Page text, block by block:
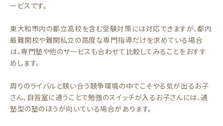
ービスです。
東大和市内の都立高校を含む受験対策には対応できますが、都内
最難関校や難関私立の高度な専門指導だけを求めている場合
は、専門塾や他のサービスも合わせて比較してみることをおすす
めします。
周りのライバルと競い合う競争環境の中でこそやる気が出るお子
さん、自習室に通うことで勉強のスイッチが入るお子さんには、通
塾型の塾のほうが向いている場合があります。